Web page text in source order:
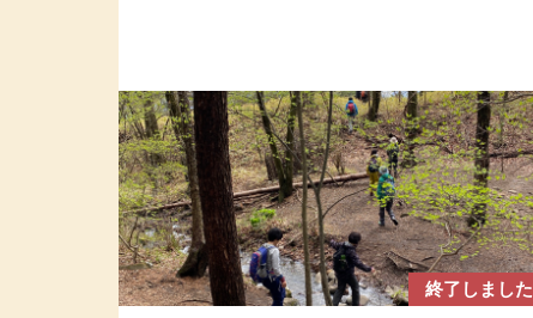
終了しました